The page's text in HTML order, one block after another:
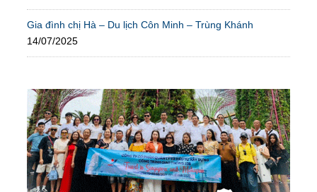
Gia đình chị Hà – Du lịch Côn Minh – Trùng Khánh
14/07/2025